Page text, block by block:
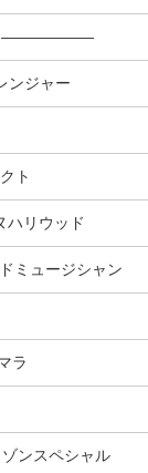
――――――
ンジャー
ト
リウッド
ミュージシャン
ラ
ンスペシャル